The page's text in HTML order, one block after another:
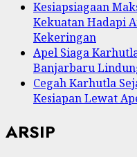
Kesiapsiagaan
Kekuatan Hadapi
Kekeringan
Apel Siaga
Banjarbaru
Cegah Karhutla
Kesiapan Lewat
ARSIP